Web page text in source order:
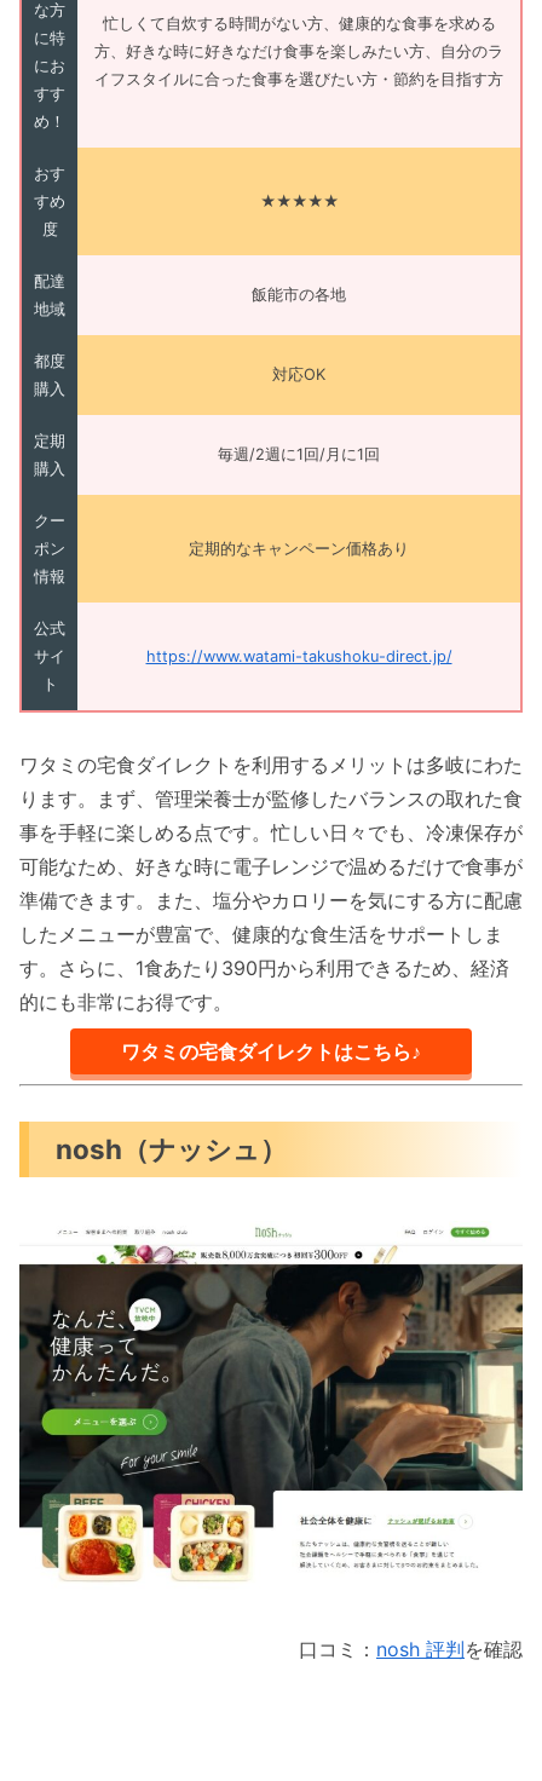
な方
に特
にお
すす
め！
忙しくて自炊する時間がない方、健康的な食事を求める
方、好きな時に好きなだけ食事を楽しみたい方、自分のラ
イフスタイルに合った食事を選びたい方・節約を目指す方
おす
すめ
度
★★★★★
配達
地域
飯能市の各地
都度
購入
対応OK
定期
購入
毎週/2週に1回/月に1回
クー
ポン
情報
定期的なキャンペーン価格あり
公式
サイ
ト
https://www.watami-takushoku-direct.jp/
ワタミの宅食ダイレクトを利用するメリットは多岐にわた
ります。まず、管理栄養士が監修したバランスの取れた食
事を手軽に楽しめる点です。忙しい日々でも、冷凍保存が
可能なため、好きな時に電子レンジで温めるだけで食事が
準備できます。また、塩分やカロリーを気にする方に配慮
したメニューが豊富で、健康的な食生活をサポートしま
す。さらに、1食あたり390円から利用できるため、経済
的にも非常にお得です。
ワタミの宅食ダイレクトはこちら♪
nosh（ナッシュ）
口コミ： nosh 評判を確認